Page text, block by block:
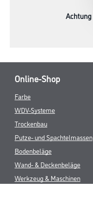
Achtung
Online-Shop
Farbe
WDV-Systeme
Trockenbau
Putze- und Spachtelmassen
Bodenbeläge
Wand- & Deckenbeläge
Werkzeug & Maschinen